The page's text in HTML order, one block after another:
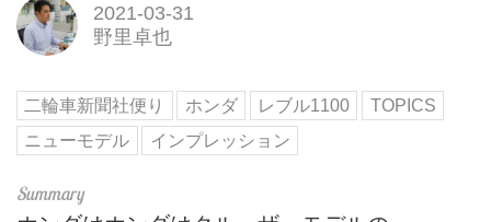
2021-03-31
野里卓也
二輪車新聞社便り ホンダ レブル1100
TOPICS
ニューモデル
インプレッション